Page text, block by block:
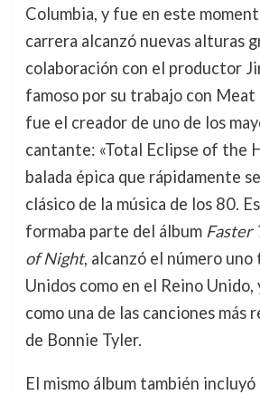
Columbia, y fue en este
carrera alcanzó nuevas alturas
colaboración con el productor
famoso por su trabajo con Meat
fue el creador de uno de los
cantante: «Total Eclipse of the
balada épica que rápidamente
clásico de la música de los 80.
formaba parte del álbum Faster
of Night, alcanzó el número
Unidos como en el Reino Unido,
como una de las canciones más
de Bonnie Tyler.
El mismo álbum también